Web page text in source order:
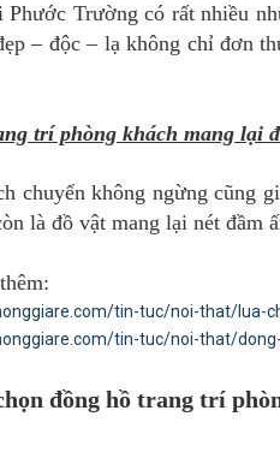
Phước Trường có rất nhiều
– độc – lạ không chỉ đơn
trí phòng khách mang lại
chuyển không ngừng cũng
là đồ vật mang lại nét đầm
tin-tuc/noi-that/lua-
tin-tuc/noi-that/
đồng hồ trang trí